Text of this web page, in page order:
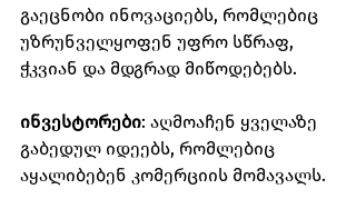
გაეცნობი ინოვაციებს, რომლებიც
უზრუნველყოფენ უფრო სწრაფ,
ჭკვიან და მდგრად მიწოდებებს.
ინვესტორები: აღმოაჩენ ყველაზე
გაბედულ იდეებს, რომლებიც
აყალიბებენ კომერციის მომავალს.